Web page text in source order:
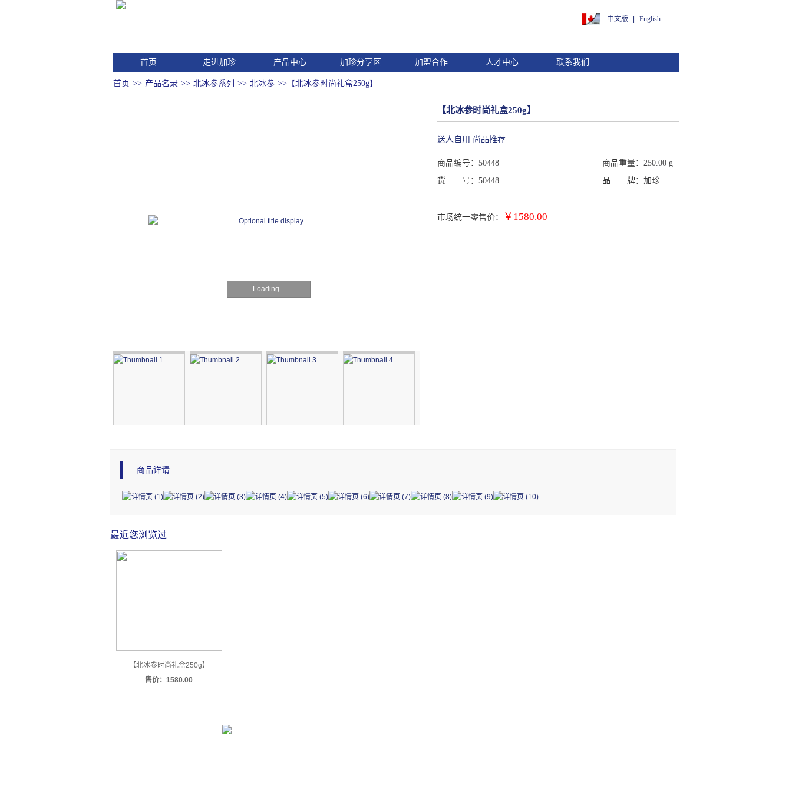
中文版 English
首页 走进加珍 产品中心 加珍分享区 加盟合作 人才中心 联系我们
首页 >> 产品名录 >> 北冰参系列 >> 北冰参 >>【北冰参时尚礼盒250g】
Loading...
【北冰参时尚礼盒250g】
送人自用 尚品推荐
商品编号： 50448 商品重量： 250.00 g
货 号： 50448 品 牌： 加珍
市场统一零售价： ￥ 1580.00
商品详请
最近您浏览过
【北冰参时尚礼盒250g】
售价： 1580.00